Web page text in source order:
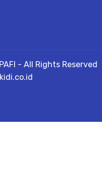
- All Rights Reserved